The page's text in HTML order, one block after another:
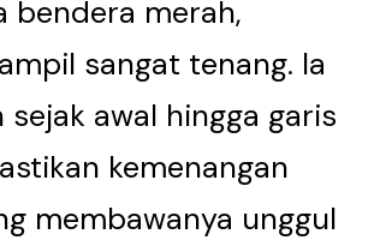
bendera merah,
sangat tenang. Ia
awal hingga garis
kemenangan
membawanya unggul